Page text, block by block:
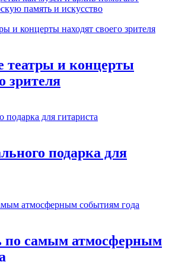
память и искусство
театры и концерты
зрителя
подарка для
по самым атмосферным